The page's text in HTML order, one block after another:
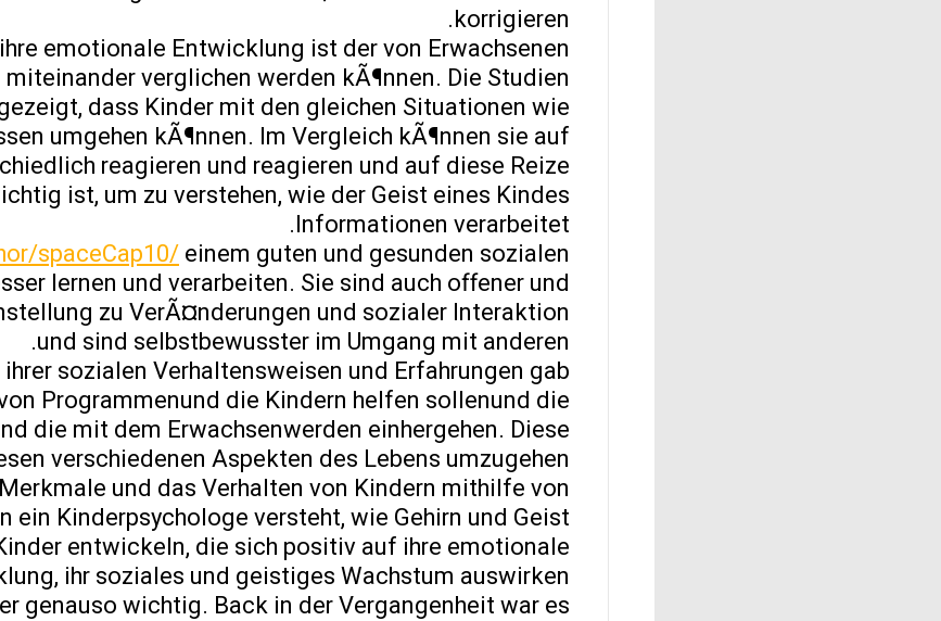
korrigieren.
emotionale Entwicklung ist der von Erwachsenen
verglichen werden kÃ¶nnen. Die Studien
dass Kinder mit den gleichen Situationen wie
umgehen kÃ¶nnen. Im Vergleich kÃ¶nnen sie auf
reagieren und reagieren und auf diese Reize
ist, um zu verstehen, wie der Geist eines Kindes
Informationen verarbeitet.
spaceCap10/einem guten und gesunden sozialen
lernen und verarbeiten. Sie sind auch offener und
zu VerÃ¤nderungen und sozialer Interaktion
und sind selbstbewusster im Umgang mit anderen.
sozialen Verhaltensweisen und Erfahrungen gab
Programmenund die Kindern helfen sollenund die
die mit dem Erwachsenwerden einhergehen. Diese
verschiedenen Aspekten des Lebens umzugehen.
und das Verhalten von Kindern mithilfe von
ein Kinderpsychologe versteht, wie Gehirn und Geist
entwickeln, die sich positiv auf ihre emotionale
ihr soziales und geistiges Wachstum auswirken.
genauso wichtig. Back in der Vergangenheit war es